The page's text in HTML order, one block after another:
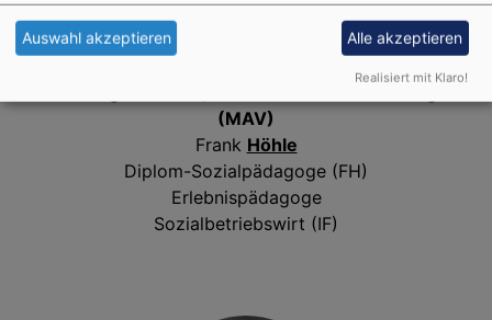
(MAV)
Frank Höhle
Diplom-Sozialpädagoge (FH)
Erlebnispädagoge
Sozialbetriebswirt (IF)
Auswahl akzeptieren Alle akzeptieren
Realisiert mit Klaro!